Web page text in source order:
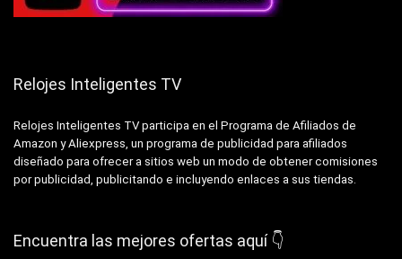
Relojes Inteligentes TV
Relojes Inteligentes TV participa en el Programa de Afiliados de
Amazon y Aliexpress, un programa de publicidad para afiliados
diseñado para ofrecer a sitios web un modo de obtener comisiones
por publicidad, publicitando e incluyendo enlaces a sus tiendas.
Encuentra las mejores ofertas aquí 👇